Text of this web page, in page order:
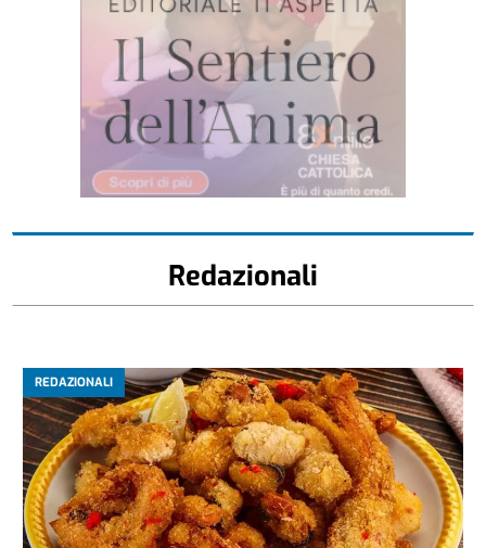
Redazionali
REDAZIONALI